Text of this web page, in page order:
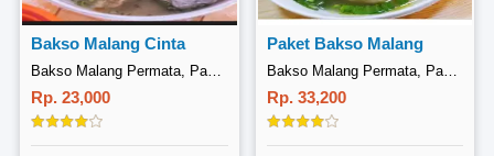
Bakso Malang Cinta
Bakso Malang Permata, Pamulang
Rp. 23,000
Paket Bakso Malang
Bakso Malang Permata, Pamulang
Rp. 33,200